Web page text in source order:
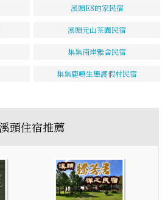
溪頭E8的家民宿
溪頭元山茶園民宿
集集南岸雅舍民宿
集集鹿鳴生態渡假村民宿
溪頭住宿推薦